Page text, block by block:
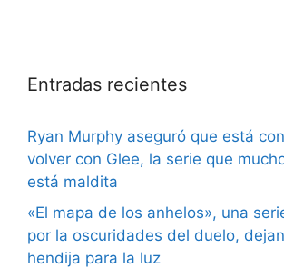
Entradas recientes
Ryan Murphy aseguró que está
volver con Glee, la serie que
está maldita
«El mapa de los anhelos», una
por la oscuridades del duelo,
hendija para la luz